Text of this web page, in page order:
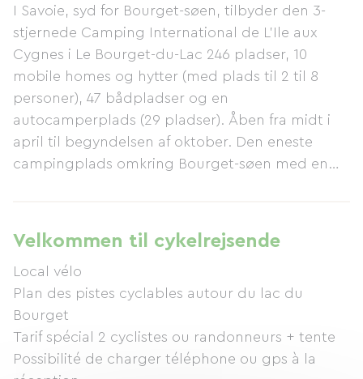
I Savoie, syd for Bourget-søen, tilbyder den 3-
stjernede Camping International de L'Ile aux
Cygnes i Le Bourget-du-Lac 246 pladser, 10
mobile homes og hytter (med plads til 2 til 8
personer), 47 bådpladser og en
autocamperplads (29 pladser). Åben fra midt i
april til begyndelsen af ​​oktober. Den eneste
campingplads omkring Bourget-søen med en
snackbar, købmand, bar, vaskeri, spillerum,
underholdning for børn og voksne (juli-august),
cykelopbevaring, petanquebane, volleyballbane,
bordtennisborde, legepladser og Wi-Fi-adgang.
Tilgængelig via cykelstier.
Velkommen til cykelrejsende
Local vélo
Plan des pistes cyclables autour du lac du
Bourget
Tarif spécial 2 cyclistes ou randonneurs + tente
Possibilité de charger téléphone ou gps à la